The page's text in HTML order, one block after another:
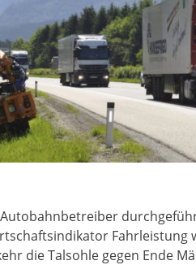
Fahrleistung
die Talsohle gegen Ende